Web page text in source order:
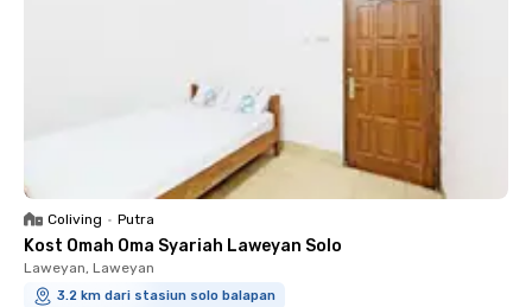
Coliving • Putra
Kost Omah Oma Syariah Laweyan Solo
Laweyan, Laweyan
3.2 km dari stasiun solo balapan